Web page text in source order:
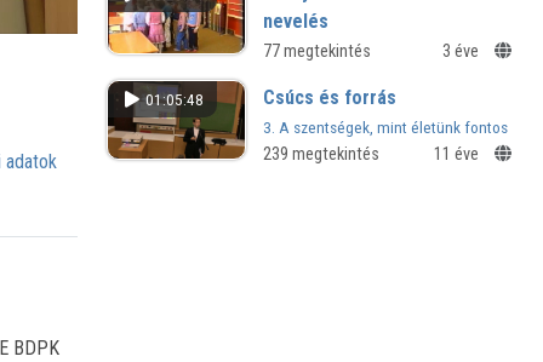
adatok
BDPK
nevelés
Óvodai közép és nagy csoport
77 megtekintés 3 éve
01:05:48 Csúcs és forrás
3. A szentségek, mint életünk fontos
állomásai
239 megtekintés 11 éve